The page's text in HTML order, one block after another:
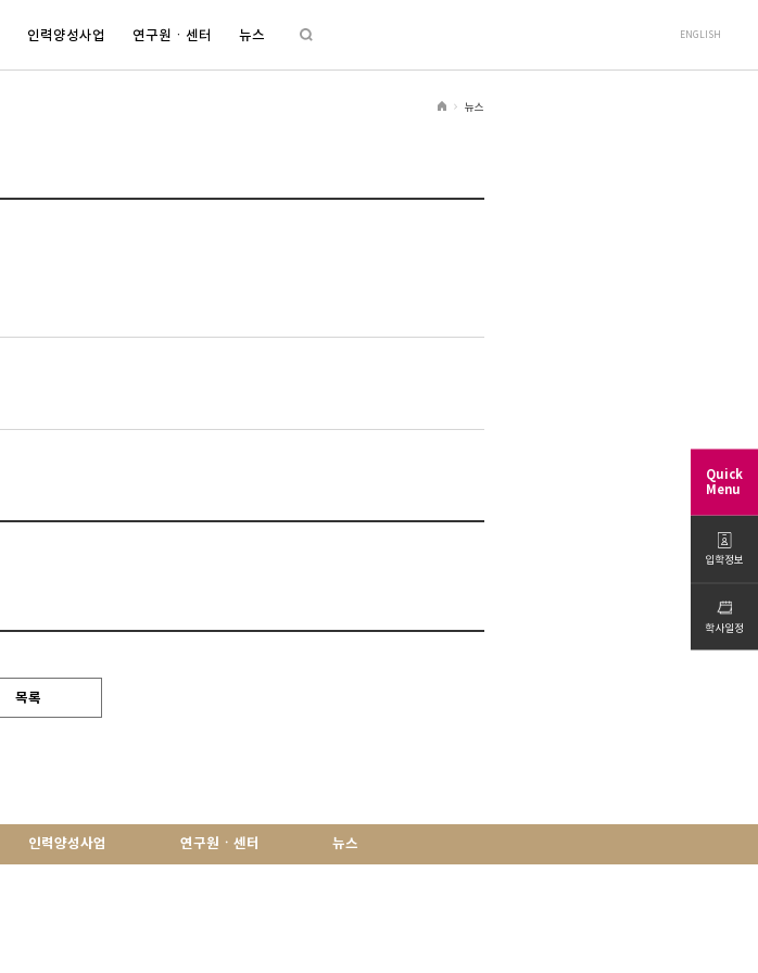
Quick
Menu
입학정보
학사일정
인력양성사업 연구원ㆍ센터 뉴스 ENGLISH
H
뉴스
목록
인력양성사업 연구원ㆍ센터 뉴스